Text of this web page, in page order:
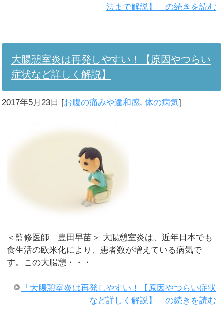
法まで解説】」の続きを読む
大腸憩室炎は再発しやすい！【原因やつらい
症状など詳しく解説】
2017年5月23日 [お腹の痛みや違和感,体の病気]
＜監修医師 豊田早苗＞ 大腸憩室炎は、近年日本でも
食生活の欧米化により、患者数が増えている病気で
す。この大腸憩・・・
「大腸憩室炎は再発しやすい！【原因やつらい症状
など詳しく解説】」の続きを読む